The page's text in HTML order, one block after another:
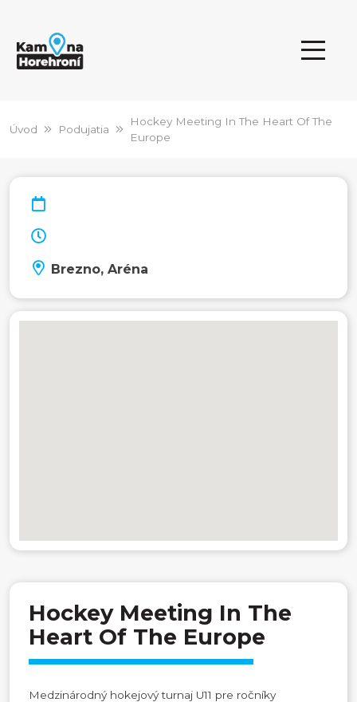
Úvod Podujatia
Hockey Meeting In The Heart Of The
Europe
Brezno, Aréna
Hockey Meeting In The
Heart Of The Europe
Medzinárodný hokejový turnaj U11 pre ročníky